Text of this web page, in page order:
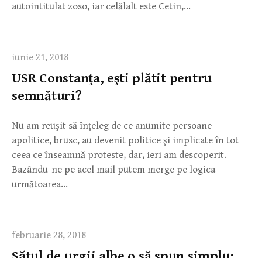
autointitulat zoso, iar celălalt este Cetin,…
iunie 21, 2018
USR Constanţa, eşti plătit pentru
semnături?
Nu am reuşit să înţeleg de ce anumite persoane
apolitice, brusc, au devenit politice şi implicate în tot
ceea ce înseamnă proteste, dar, ieri am descoperit.
Bazându-ne pe acel mail putem merge pe logica
următoarea…
februarie 28, 2018